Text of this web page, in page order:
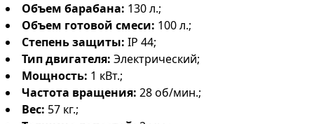
Объем барабана: 130 л.;
Объем готовой смеси: 100 л.;
Степень защиты: IP 44;
Тип двигателя: Электрический;
Мощность: 1 кВт.;
Частота вращения: 28 об/мин.;
Вес: 57 кг.;